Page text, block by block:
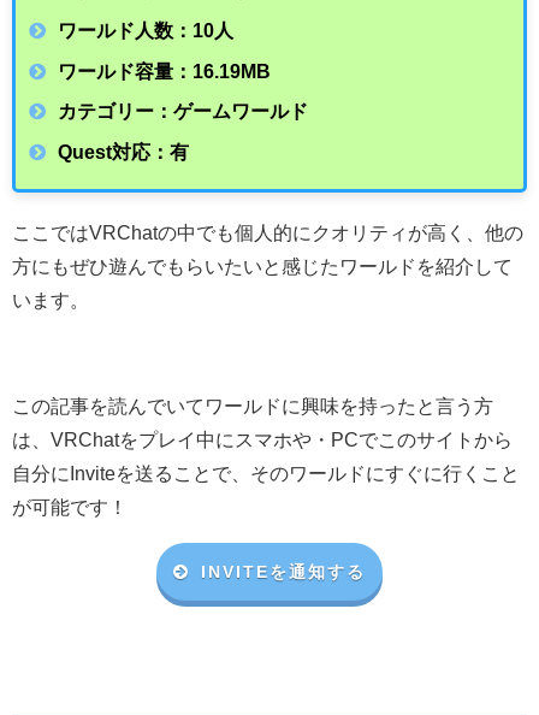
ワールド人数：10人
ワールド容量：16.19MB
カテゴリー：ゲームワールド
Quest対応：有
ここではVRChatの中でも個人的にクオリティが高く、他の
方にもぜひ遊んでもらいたいと感じたワールドを紹介して
います。
この記事を読んでいてワールドに興味を持ったと言う方
は、VRChatをプレイ中にスマホや・ PCでこのサイトから
自分に Inviteを送ることで、そのワールドにすぐに行くこと
が可能です！
INVITEを通知する